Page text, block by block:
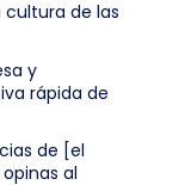
de las
y
rápida de
de [el
al